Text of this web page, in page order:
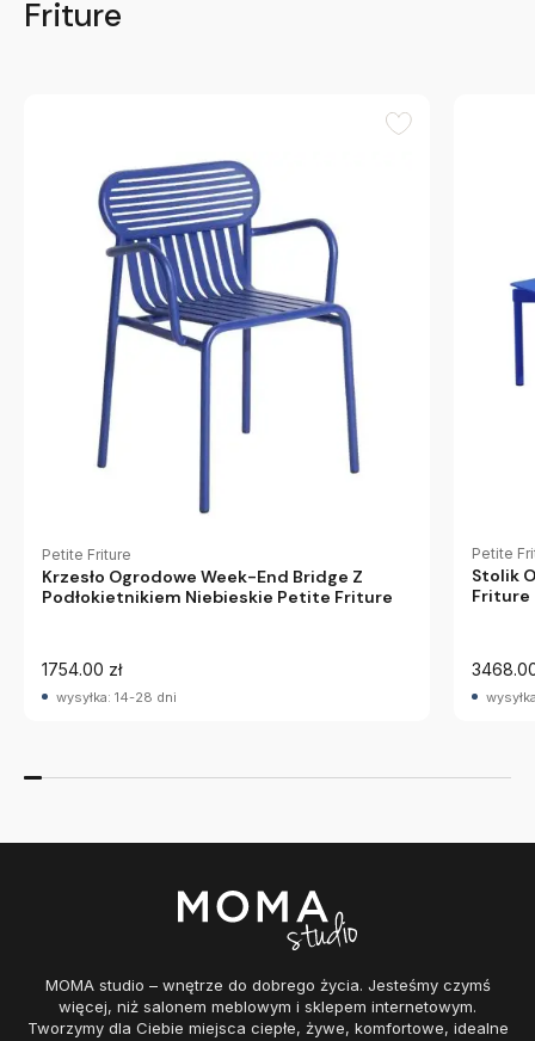
Friture
Petite Friture
Krzesło Ogrodowe Week-End Bridge Z
Podłokietnikiem Niebieskie Petite Friture
1754.00 zł
wysyłka: 14-28 dni
Petite
Stolik
Friture
MOMA studio – wnętrze do dobrego życia. Jesteśmy czymś
więcej, niż salonem meblowym i sklepem internetowym.
Tworzymy dla Ciebie miejsca ciepłe, żywe, komfortowe, idealne